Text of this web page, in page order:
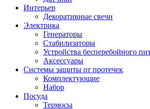
Интерьер
Декоративные свечи
Электрика
Генераторы
Стабилизаторы
Устройства бесперебойного
Аксессуары
Системы защиты от протечек
Комплектующие
Набор
Посуда
Термосы